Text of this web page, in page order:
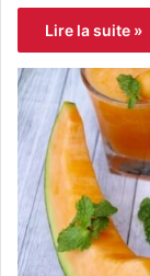
Lire la suite »